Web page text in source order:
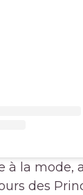
à la mode,
des